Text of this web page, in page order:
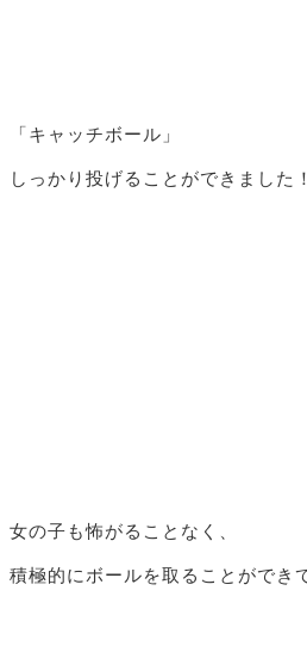
「キャッチボール」
しっかり投げることができました！
女の子も怖がることなく、
積極的にボールを取ることができ